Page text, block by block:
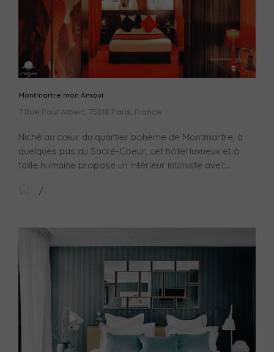
Montmartre mon Amour
7 Rue Paul Albert, 75018 Paris, France
Niché au cœur du quartier bohème de Montmartre, à
quelques pas du Sacré-Coeur, cet hôtel luxueux et à
taille humaine propose un intérieur intimiste avec...